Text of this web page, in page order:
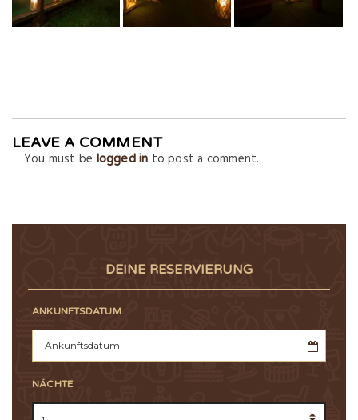
LEAVE A COMMENT
You must be logged in to post a comment.
DEINE RESERVIERUNG
ANKUNFTSDATUM
NÄCHTE